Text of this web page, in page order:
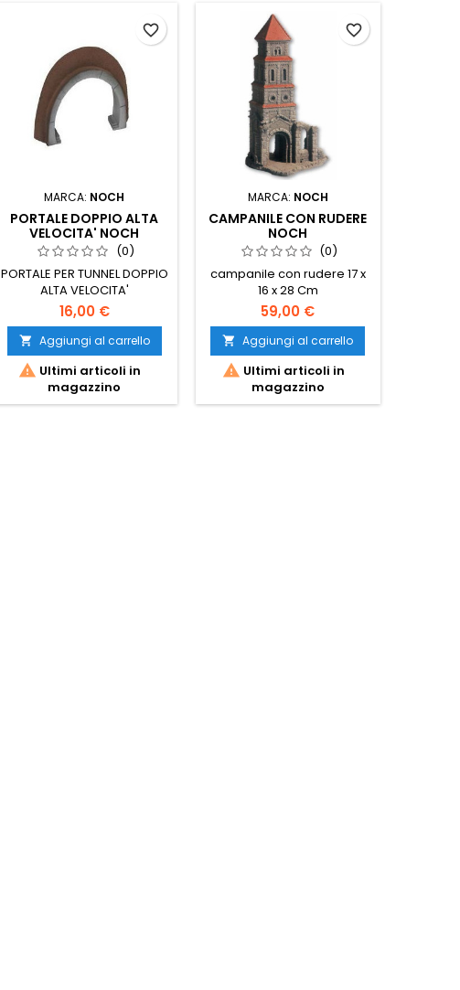
MARCA: NOCH
PORTALE DOPPIO ALTA
VELOCITA' NOCH
(0)
PORTALE PER TUNNEL DOPPIO
ALTA VELOCITA'
16,00 €
 Aggiungi al carrello
 Ultimi articoli in
magazzino
favorite_border
MARCA: NOCH
CAMPANILE CON RUDERE
NOCH
(0)
campanile con rudere 17 x
16 x 28 Cm
59,00 €
 Aggiungi al carrello
 Ultimi articoli in
magazzino
favorite_border